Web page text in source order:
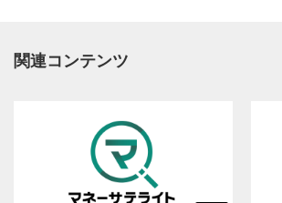
動画再生エリア
関連コンテンツ